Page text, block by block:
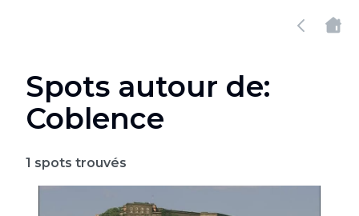
Spots autour de:
Coblence
1 spots trouvés